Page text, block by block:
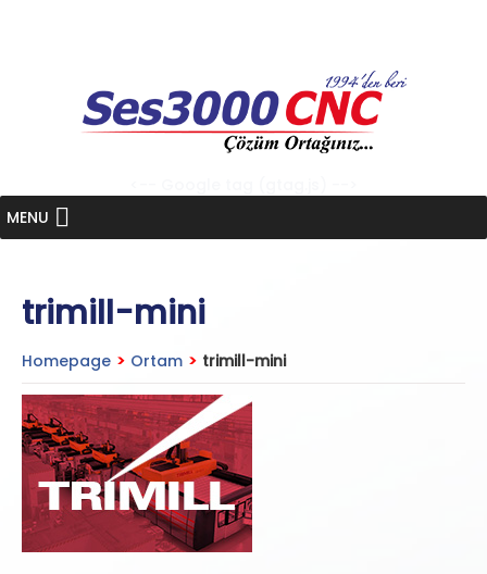
content
MENU
trimill-mini
Homepage > Ortam > trimill-mini